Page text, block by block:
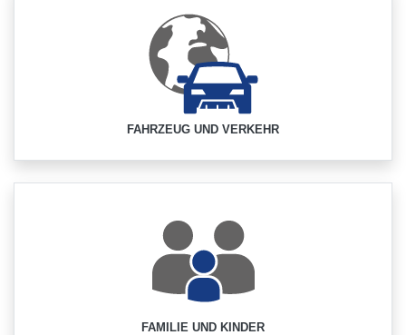
FAHRZEUG UND VERKEHR
FAMILIE UND KINDER